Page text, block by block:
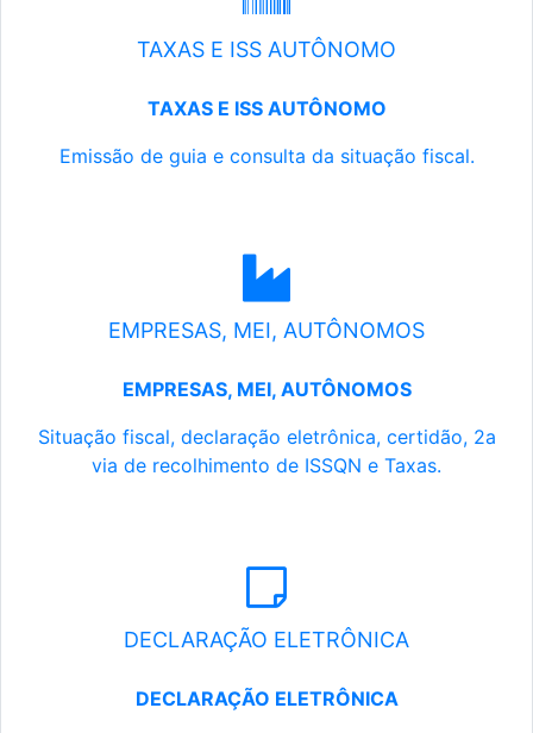
TAXAS E ISS AUTÔNOMO
TAXAS E ISS AUTÔNOMO
Emissão de guia e consulta da situação fiscal.
EMPRESAS, MEI, AUTÔNOMOS
EMPRESAS, MEI, AUTÔNOMOS
Situação fiscal, declaração eletrônica, certidão, 2a
via de recolhimento de ISSQN e Taxas.
DECLARAÇÃO ELETRÔNICA
DECLARAÇÃO ELETRÔNICA